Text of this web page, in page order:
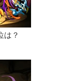
は？